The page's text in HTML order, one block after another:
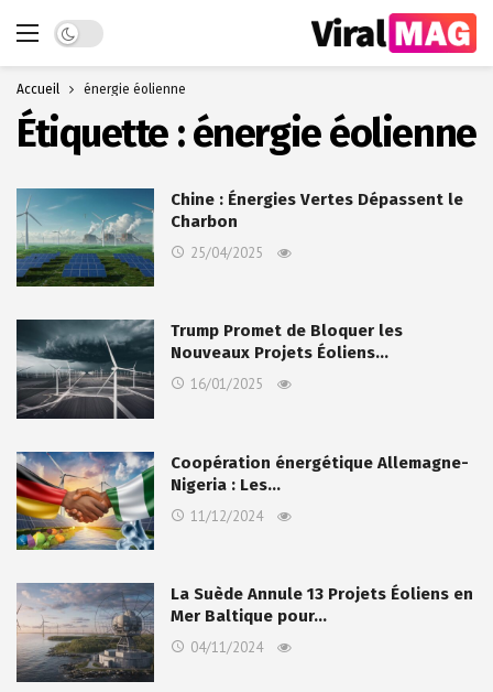
Dark mode
Accueil énergie éolienne
Étiquette :énergie éolienne
Chine : Énergies Vertes Dépassent le
Charbon
25/04/2025
Trump Promet de Bloquer les
Nouveaux Projets Éoliens…
16/01/2025
Coopération énergétique Allemagne-
Nigeria : Les…
11/12/2024
La Suède Annule 13 Projets Éoliens en
Mer Baltique pour…
04/11/2024